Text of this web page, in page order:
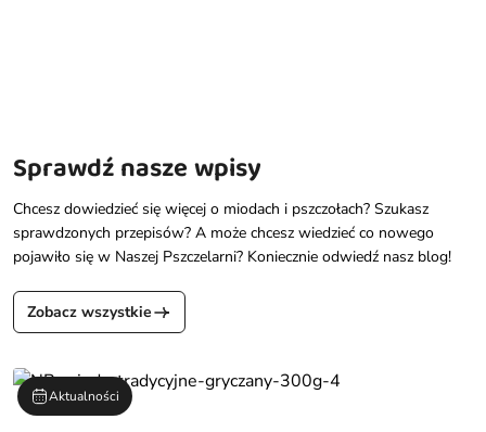
Sprawdź nasze wpisy
Chcesz dowiedzieć się więcej o miodach i pszczołach? Szukasz
sprawdzonych przepisów? A może chcesz wiedzieć co nowego
pojawiło się w Naszej Pszczelarni? Koniecznie odwiedź nasz blog!
Zobacz wszystkie
Aktualności